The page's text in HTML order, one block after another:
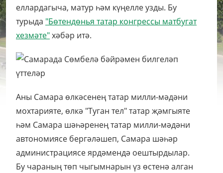
еллардагыча, матур һәм күңелле узды. Бу
турыда "Бөтендөнья татар конгрессы матбугат
хезмәте"хәбәр итә.
Аны Самара өлкәсенең татар милли-мәдәни
мохтарияте, өлкә "Туган тел" татар җәмгыяте
һәм Самара шәһәренең татар милли-мәдәни
автономиясе бергәләшеп, Самара шәһәр
администрациясе ярдәмендә оештырдылар.
Бу чараның төп чыгымнарын үз өстенә алган